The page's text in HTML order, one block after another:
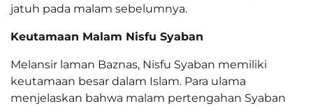
jatuh pada malam sebelumnya.
Keutamaan Malam Nisfu Syaban
Melansir laman Baznas, Nisfu Syaban memiliki
keutamaan besar dalam Islam. Para ulama
menjelaskan bahwa malam pertengahan Syaban